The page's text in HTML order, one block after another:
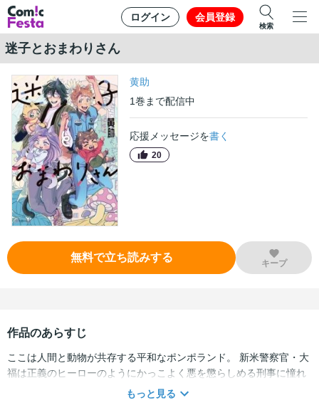
ログイン 会員登録
検索
迷子とおまわりさん
黄助
1巻 まで配信中
応援メッセージを書く
20
無料で立ち読みする キープ
作品のあらすじ
ここは人間と動物が共存する平和なポンポランド。 新米警察官・大
福は正義のヒーローのようにかっこよく悪を懲らしめる刑事に憧れ
て警察官になるも、配属されたのは事件など何も起こらない迷子保
もっと見る